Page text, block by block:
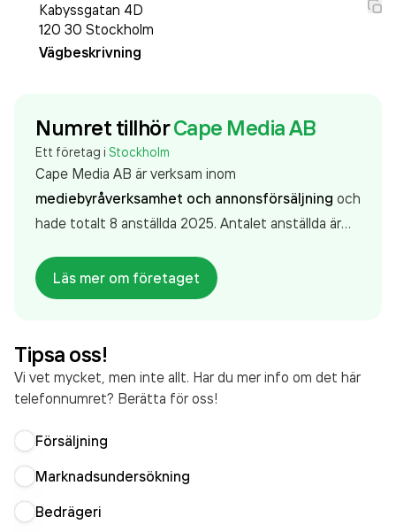
Kabyssgatan 4D
120 30 Stockholm
Vägbeskrivning
Numret tillhörCape Media AB
Ett företag i Stockholm
Cape Media AB är verksam inom
mediebyråverksamhet och annonsförsäljning och
hade totalt 8 anställda 2025. Antalet anställda är
aktiebolag som varit aktivt sedan 1990. Cape Media
ABomsatte 11 295 000,00 kr
Läs mer om företaget
Tipsa oss!
Vi vet mycket, men inte allt. Har du mer info om det här
telefonnumret? Berätta för oss!
Försäljning
Marknadsundersökning
Bedrägeri